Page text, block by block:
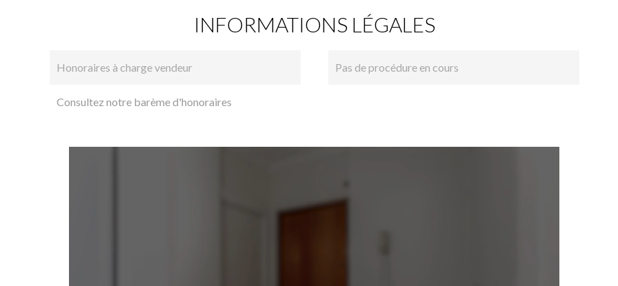
INFORMATIONS LÉGALES
Honoraires à charge vendeur
Consultez notre barème d'honoraires
Pas de procédure en cours